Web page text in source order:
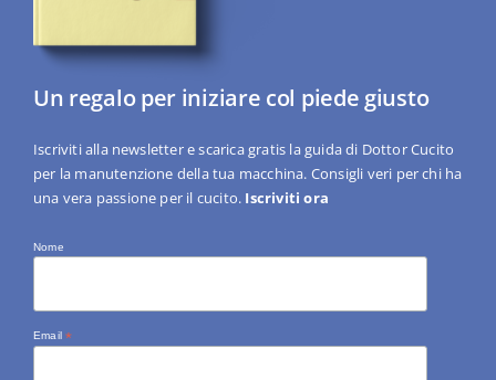
Un regalo per iniziare col piede giusto
Iscriviti alla newsletter e scarica gratis la guida di Dottor Cucito
per la manutenzione della tua macchina. Consigli veri per chi ha
una vera passione per il cucito. Iscriviti ora
Nome
Email*